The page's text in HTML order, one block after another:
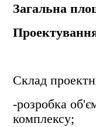
Загальна
Склад
-розробка
комплексу;